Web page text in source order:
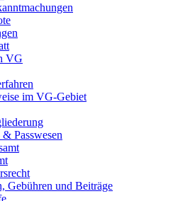
VG
im VG-Gebiet
Passwesen
Gebühren und Beiträge